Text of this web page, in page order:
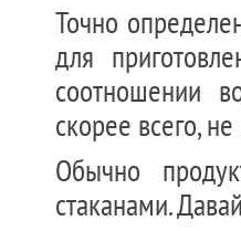
Точно
для
соотношении
скорее всего,
Обычно
стаканами.